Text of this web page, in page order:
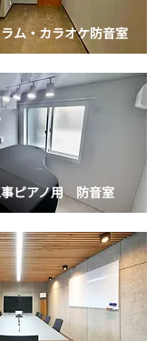
ム・カラオケ防音室
ピアノ用 防音室